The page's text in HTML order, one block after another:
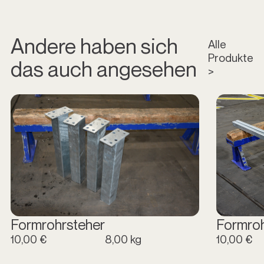
Andere haben sich
das auch angesehen
Alle
Produkte
>
Formrohrsteher
10,00 € 8,00 kg 10,00 €